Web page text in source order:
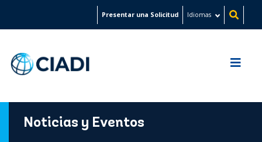
Presentar una Solicitud Idiomas
Noticias y Eventos